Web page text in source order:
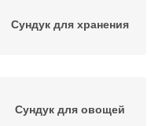
Сундук для хранения
Сундук для овощей